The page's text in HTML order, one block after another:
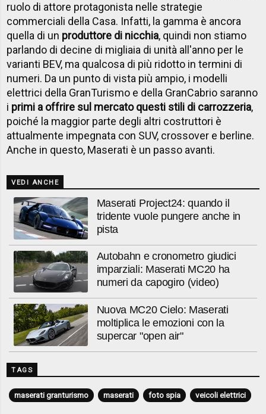
ruolo di attore protagonista nelle strategie
commerciali della Casa. Infatti, la gamma è ancora
quella di un produttore di nicchia, quindi non stiamo
parlando di decine di migliaia di unità all'anno per le
varianti BEV, ma qualcosa di più ridotto in termini di
numeri. Da un punto di vista più ampio, i modelli
elettrici della GranTurismo e della GranCabrio saranno
i primi a offrire sul mercato questi stili di carrozzeria,
poiché la maggior parte degli altri costruttori è
attualmente impegnata con SUV, crossover e berline.
Anche in questo, Maserati è un passo avanti.
VEDI ANCHE
Maserati Project24: quando il
tridente vuole pungere anche in
pista
Autobahn e cronometro giudici
imparziali: Maserati MC20 ha
numeri da capogiro (video)
Nuova MC20 Cielo: Maserati
moltiplica le emozioni con la
supercar "open air"
TAGS
maserati granturismo maserati foto spia veicoli elettrici